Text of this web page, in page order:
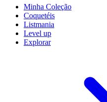
Minha Coleção
Coquetéis
Listmania
Level up
Explorar